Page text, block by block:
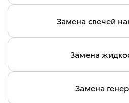
Замена свечей
Замена
Замена